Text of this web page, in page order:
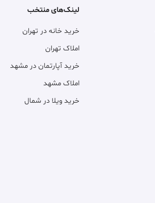
لینک‌های منتخب
خرید خانه در تهران
املاک تهران
خرید آپارتمان در مشهد
املاک مشهد
خرید ویلا در شمال